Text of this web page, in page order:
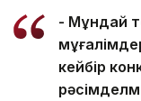
- Мұндай
кейбір